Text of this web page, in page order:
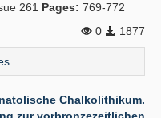
261 Pages: 769-772
0
1877
Chalkolithikum.